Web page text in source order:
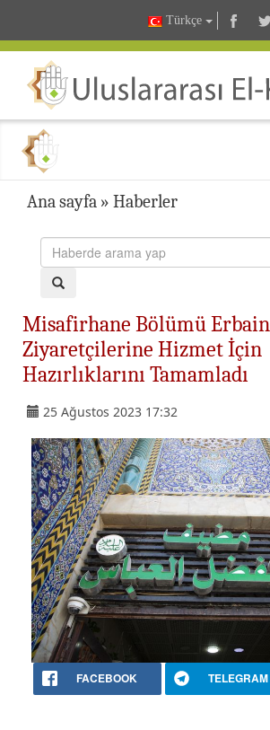
Türkçe
Ana sayfa » Haberler
Misafirhane Bölümü Erbain
Ziyaretçilerine Hizmet İçin
Hazırlıklarını Tamamladı
25 Ağustos 2023 17:32
FACEBOOK TELEGRAM